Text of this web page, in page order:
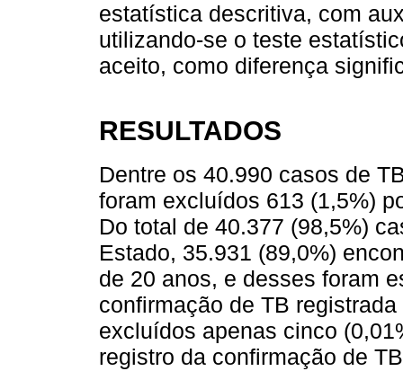
estatística descritiva, com
utilizando-se o teste
aceito, como diferença
RESULTADOS
Dentre os 40.990 casos de
foram excluídos 613 (1,5%)
Do total de 40.377 (98,5%)
Estado, 35.931 (89,0%)
de 20 anos, e desses foram
confirmação de TB
excluídos apenas cinco
registro da confirmação de